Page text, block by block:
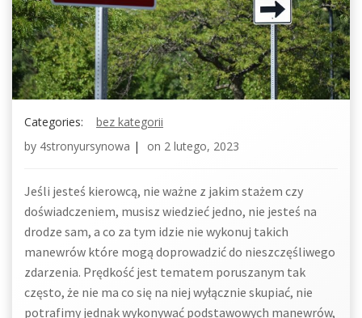
Categories:
bez kategorii
by 4stronyursynowa | on 2 lutego, 2023
Jeśli jesteś kierowcą, nie ważne z jakim stażem czy
doświadczeniem, musisz wiedzieć jedno, nie jesteś na
drodze sam, a co za tym idzie nie wykonuj takich
manewrów które mogą doprowadzić do nieszczęśliwego
zdarzenia. Prędkość jest tematem poruszanym tak
często, że nie ma co się na niej wyłącznie skupiać, nie
potrafimy jednak wykonywać podstawowych manewrów,